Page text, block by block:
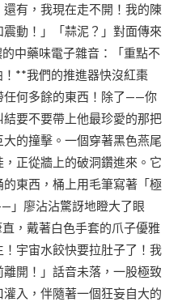
有，我現在走不開！我的陳
動！」「蒜泥？」對面傳來
中藥味電子雜音：「重點不
**我們的推進器快沒紅棗
任何多餘的東西！除了——你
要不要帶上他最珍愛的那把
的撞擊。一個穿著黑色燕尾
正從牆上的破洞鑽進來。它
東西，桶上用毛筆寫著「極
」廖沾沾驚訝地瞪大了眼
，戴著白色手套的爪子優雅
宇宙水餃快要拉肚子了！我
開！」話音未落，一股極致
入，伴隨著一個狂妄自大的